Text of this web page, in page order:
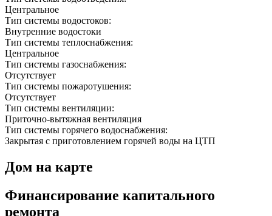
Центральное
Тип системы водостоков:
Внутренние водостоки
Тип системы теплоснабжения:
Центральное
Тип системы газоснабжения:
Отсутствует
Тип системы пожаротушения:
Отсутствует
Тип системы вентиляции:
Приточно-вытяжная вентиляция
Тип системы горячего водоснабжения:
Закрытая с приготовлением горячей воды на ЦТП
Дом на карте
Финансирование капитального
ремонта